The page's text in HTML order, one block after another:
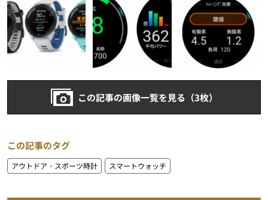
この記事の画像一覧を見る（3枚）
この記事のタグ
アウトドア・スポーツ時計 スマートウォッチ